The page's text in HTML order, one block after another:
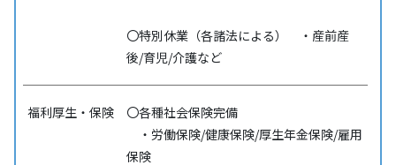
〇特別休業（各諸法による） ・産前産
後/育児/介護など
福利厚生・保険
〇各種社会保険完備
・労働保険/健康保険/厚生年金保険/雇用
保険